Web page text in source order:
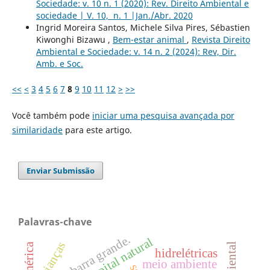
Sociedade: v. 10 n. 1 (2020): Rev. Direito Ambiental e
sociedade | V. 10, n. 1 |Jan./Abr. 2020
Ingrid Moreira Santos, Michele Silva Pires, Sébastien
Kiwonghi Bizawu , Bem-estar animal , Revista Direito
Ambiental e Sociedade: v. 14 n. 2 (2024): Rev, Dir.
Amb. e Soc.
<< < 3 4 5 6 7 8 9 10 11 12 > >>
Você também pode iniciar uma pesquisa avançada por
similaridadepara este artigo.
Enviar Submissão
Palavras-chave
capital naturalmeio ambiente
hidrelétricas
crianças